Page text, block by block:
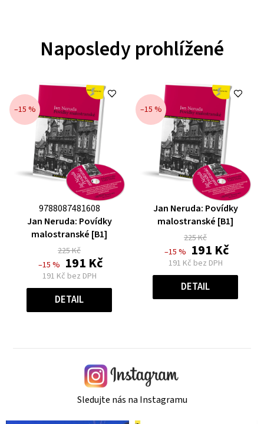
Naposledy prohlížené
–15 %
9788087481608
Průměrné
hodnocení
produktu
je
0,0
z
5
hvězdiček.
Jan Neruda: Povídky
malostranské [B1]
225 Kč
–15 % 191 Kč
191 Kč bez DPH
Měrná
cena:
DETAIL
–15 %
Průměrné
hodnocení
produktu
je
0,0
z
5
hvězdiček.
Jan Neruda: Povídky
malostranské [B1]
225 Kč
–15 % 191 Kč
191 Kč bez DPH
Měrná
cena:
DETAIL
Sledujte nás na Instagramu